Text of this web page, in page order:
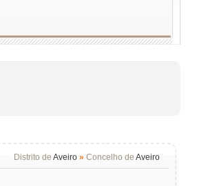
Distrito de Aveiro » Concelho de Aveiro